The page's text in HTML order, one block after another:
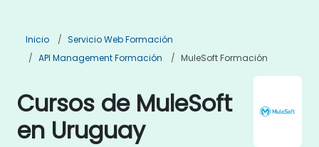
Inicio
Servicio Web Formación
API Management Formación
MuleSoft Formación
Cursos de MuleSoft
en Uruguay